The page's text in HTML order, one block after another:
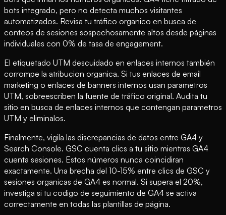
bots integrado, pero no detecta muchos visitantes
automatizados. Revisa tu tráfico organico en busca de
conteos de sesiones sospechosamente altos desde páginas
individuales con 0% de tasa de engagement.
El etiquetado UTM descuidado en enlaces internos también
corrompe la atribucion organica. Si tus enlaces de email
marketing o enlaces de banners internos usan parametros
UTM, sobreescriben la fuente de tráfico original. Audita tu
sitio en busca de enlaces internos que contengan parametros
UTM y eliminalos.
Finalmente, vigila las discrepancias de datos entre GA4 y
Search Console. GSC cuenta clics a tu sitio mientras GA4
cuenta sesiones. Estos números nunca coincidiran
exactamente. Una brecha del 10-15% entre clics de GSC y
sesiones organicas de GA4 es normal. Si supera el 20%,
investiga si tu codigo de seguimiento de GA4 se activa
correctamente en todas las plantillas de página.